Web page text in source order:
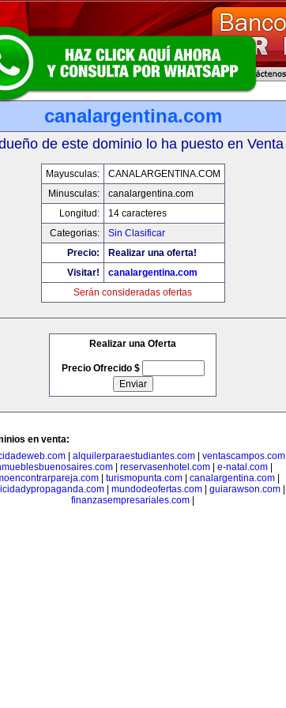
canalargentina.com
de este dominio lo ha puesto en Venta
Mayusculas:
CANALARGENTINA.COM
Minusculas:
canalargentina.com
Longitud:
14 caracteres
Categorias:
Sin Clasificar
Precio:
Realizar una oferta!
Visitar!
canalargentina.com
Serán consideradas ofertas
Realizar una Oferta
Precio Ofrecido $
en venta:
| alquilerparaestudiantes.com| ventascampos.com|
| reservasenhotel.com| e-natal.com|
turismopunta.com canalargentina.com
| mundodeofertas.com| guiarawson.com|
finanzasempresariales.com